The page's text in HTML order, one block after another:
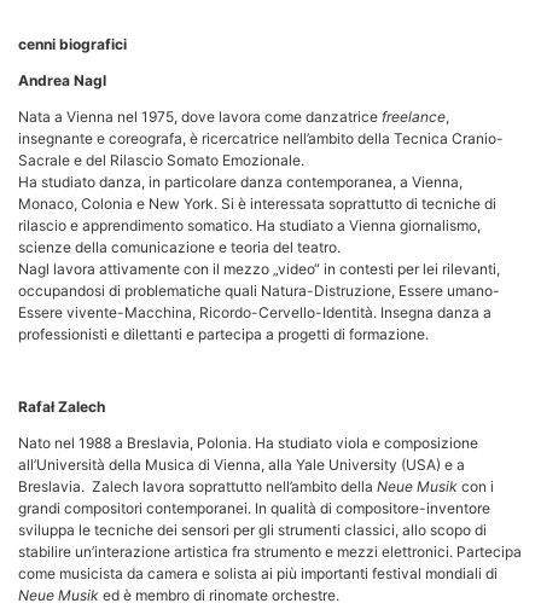
cenni biografici
Andrea Nagl
Nata a Vienna nel 1975, dove lavora come danzatrice freelance,
insegnante e coreografa, è ricercatrice nell’ambito della Tecnica Cranio-
Sacrale e del Rilascio Somato Emozionale.
Ha studiato danza, in particolare danza contemporanea, a Vienna,
Monaco, Colonia e New York. Si è interessata soprattutto di tecniche di
rilascio e apprendimento somatico. Ha studiato a Vienna giornalismo,
scienze della comunicazione e teoria del teatro.
Nagl lavora attivamente con il mezzo „video“ in contesti per lei rilevanti,
occupandosi di problematiche quali Natura-Distruzione, Essere umano-
Essere vivente-Macchina, Ricordo-Cervello-Identità. Insegna danza a
professionisti e dilettanti e partecipa a progetti di formazione.
Rafał Zalech
Nato nel 1988 a Breslavia, Polonia. Ha studiato viola e composizione
all’Università della Musica di Vienna, alla Yale University (USA) e a
Breslavia. Zalech lavora soprattutto nell’ambito della Neue Musik con i
grandi compositori contemporanei. In qualità di compositore-inventore
sviluppa le tecniche dei sensori per gli strumenti classici, allo scopo di
stabilire un’interazione artistica fra strumento e mezzi elettronici. Partecipa
come musicista da camera e solista ai più importanti festival mondiali di
Neue Musik ed è membro di rinomate orchestre.